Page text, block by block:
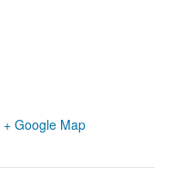
+ Google Map